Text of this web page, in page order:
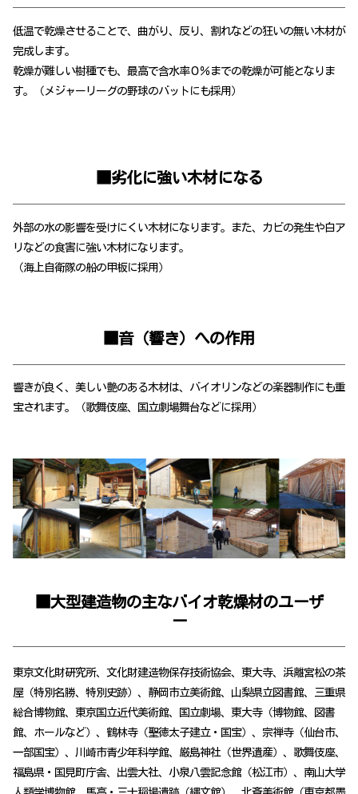
低温で乾燥させることで、曲がり、反り、割れなどの狂いの無い木材が
完成します。
乾燥が難しい樹種でも、最高で含水率０％までの乾燥が可能となりま
す。（メジャーリーグの野球のバットにも採用）
■劣化に強い木材になる
外部の水の影響を受けにくい木材になります。また、カビの発生や白ア
リなどの食害に強い木材になります。
（海上自衛隊の船の甲板に採用）
■音（響き）への作用
響きが良く、美しい艶のある木材は、バイオリンなどの楽器制作にも重
宝されます。（歌舞伎座、国立劇場舞台などに採用）
■大型建造物の主なバイオ乾燥材のユーザ
ー
東京文化財研究所、文化財建造物保存技術協会、東大寺、浜離宮松の茶
屋（特別名勝、特別史跡）、静岡市立美術館、山梨県立図書館、三重県
総合博物館、東京国立近代美術館、国立劇場、東大寺（博物館、図書
館、ホールなど）、鶴林寺（聖徳太子建立・国宝）、宗禅寺（仙台市、
一部国宝）、川崎市青少年科学館、厳島神社（世界遺産）、歌舞伎座、
福島県・国見町庁舎、出雲大社、小泉八雲記念館（松江市）、南山大学